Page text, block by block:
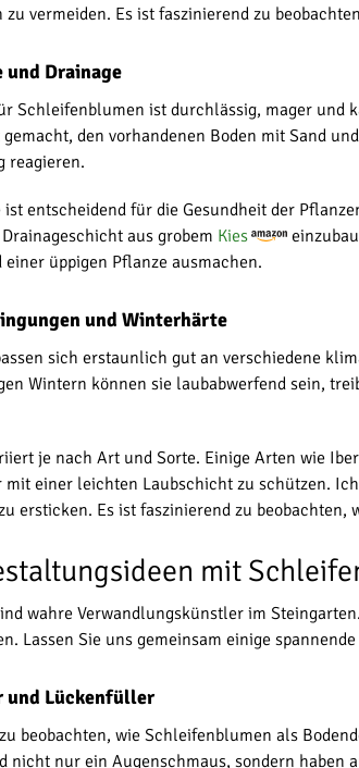
zu vermeiden. Es ist faszinierend zu
und Drainage
Schleifenblumen ist durchlässig, mager und
den vorhandenen Boden mit Sand
reagieren.
ist entscheidend für die Gesundheit der
aus grobem Kies
üppigen Pflanze ausmachen.
und Winterhärte
sich erstaunlich gut an verschiedene
Wintern können sie laubabwerfend sein,
je nach Art und Sorte. Einige Arten wie
einer leichten Laubschicht zu schützen.
ersticken. Es ist faszinierend zu
mit
wahre Verwandlungskünstler im
Lassen Sie uns gemeinsam einige
und Lückenfüller
beobachten, wie Schleifenblumen als
nicht nur ein Augenschmaus, sondern